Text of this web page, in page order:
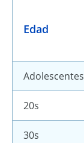
Edad
Adolescentes
20s
30s